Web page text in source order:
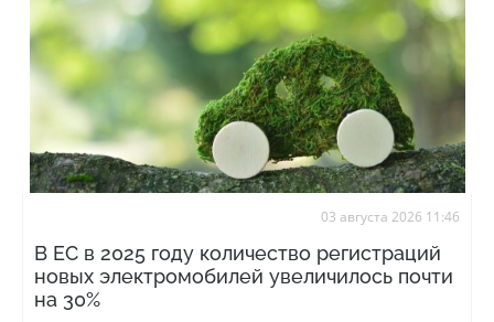
03 августа 2026 11:46
В ЕС в 2025 году количество регистраций
новых электромобилей увеличилось почти
на 30%